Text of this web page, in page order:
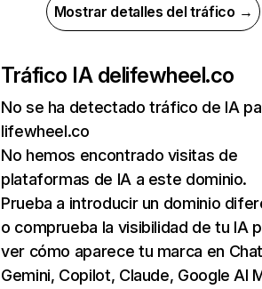
Mostrar detalles del tráfico →
Tráfico IA delifewheel.co
No se ha detectado tráfico de IA
lifewheel.co
No hemos encontrado visitas de
plataformas de IA a este dominio.
Prueba a introducir un dominio
o comprueba la visibilidad de tu IA
ver cómo aparece tu marca en
Gemini, Copilot, Claude, Google AI